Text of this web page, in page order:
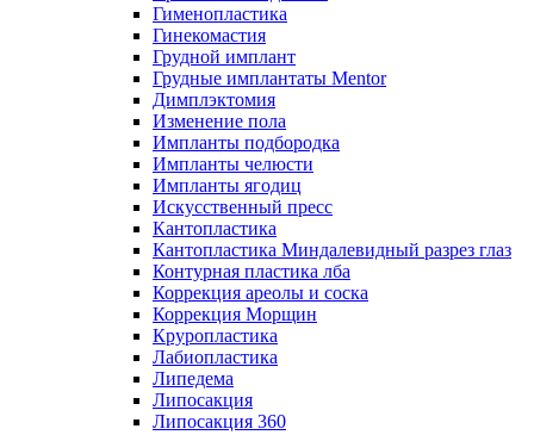
Гименопластика
Гинекомастия
Грудной имплант
Грудные имплантаты Mentor
Димплэктомия
Изменение пола
Импланты подбородка
Импланты челюсти
Импланты ягодиц
Искусственный пресс
Кантопластика
Кантопластика Миндалевидный разрез глаз
Контурная пластика лба
Коррекция ареолы и соска
Коррекция Морщин
Круропластика
Лабиопластика
Липедема
Липосакция
Липосакция 360